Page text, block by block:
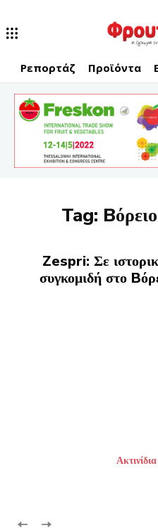
Ρεπορτάζ Προϊόντα
Tag:
Zespri: Σε
συγκομιδή στο
Ακτινίδια